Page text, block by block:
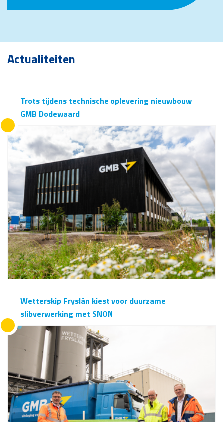
Actualiteiten
Trots tijdens technische oplevering nieuwbouw
GMB Dodewaard
Wetterskip Fryslân kiest voor duurzame
slibverwerking met SNON